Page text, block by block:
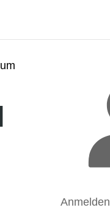
Anmelden